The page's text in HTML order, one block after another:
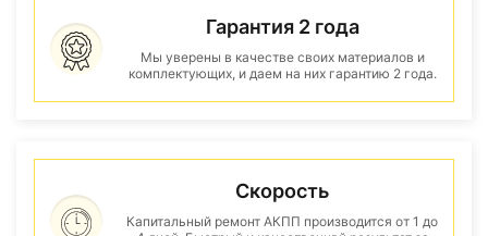
Гарантия 2 года
Мы уверены в качестве своих материалов и
комплектующих, и даем на них гарантию 2 года.
Скорость
Капитальный ремонт АКПП производится от 1 до